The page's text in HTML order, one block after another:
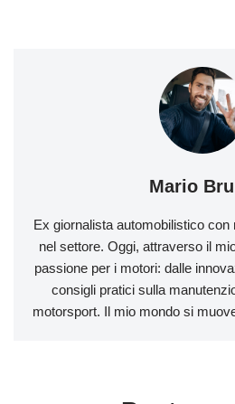
Mario
Ex giornalista automobilistico
nel settore. Oggi, attraverso il
passione per i motori: dalle
consigli pratici sulla
motorsport. Il mio mondo si